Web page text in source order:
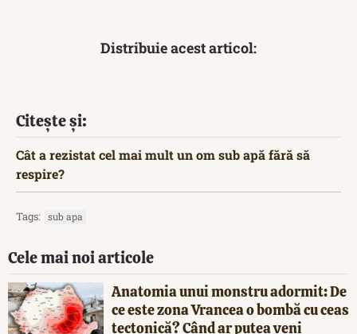
Distribuie acest articol:
Citește și:
Cât a rezistat cel mai mult un om sub apă fără să
respire?
Tags: sub apa
Cele mai noi articole
Anatomia unui monstru adormit: De
ce este zona Vrancea o bombă cu ceas
tectonică? Când ar putea veni